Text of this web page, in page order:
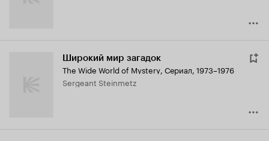
Широкий мир загадок
The Wide World of Mystery, Сериал, 1973–1976
Sergeant Steinmetz